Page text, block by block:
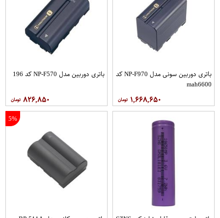
باتری دوربین سونی مدل NP-F970 کد
mah6600
۱,۶۶۸,۶۵۰
باتری دوربین مدل NP-F570 کد 196
۸۲۶,۸۵۰
5%